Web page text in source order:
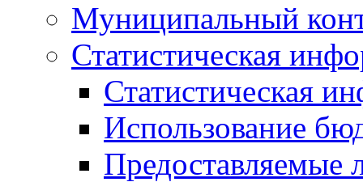
Муниципальный
Статистическая
Статистическая
Использование
Предоставляемые